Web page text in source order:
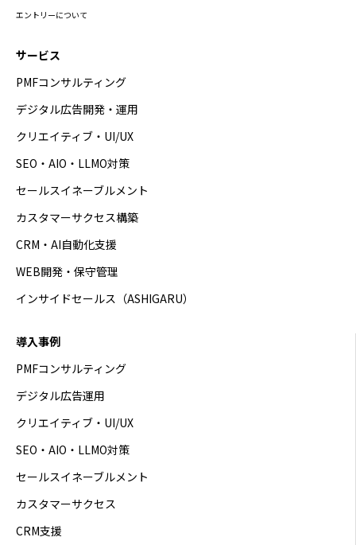
エントリーについて
サービス
PMFコンサルティング
デジタル広告開発・運用
クリエイティブ・UI/UX
SEO・AIO・LLMO対策
セールスイネーブルメント
カスタマーサクセス構築
CRM・AI自動化支援
WEB開発・保守管理
インサイドセールス（ASHIGARU）
導入事例
PMFコンサルティング
デジタル広告運用
クリエイティブ・UI/UX
SEO・AIO・LLMO対策
セールスイネーブルメント
カスタマーサクセス
CRM支援